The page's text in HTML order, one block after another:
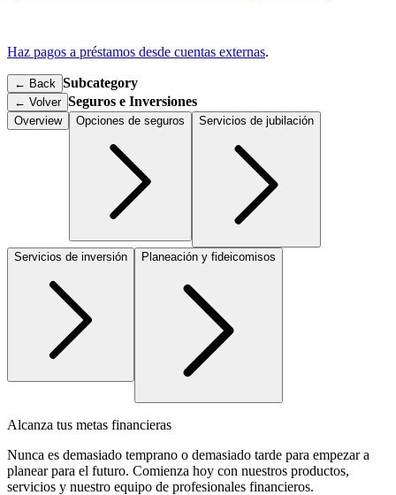
Haz pagos a préstamos desde cuentas externas.
← Back Subcategory
← Volver Seguros e Inversiones
Overview Opciones de seguros Servicios de jubilación
Servicios de inversión Planeación y fideicomisos
Alcanza tus metas financieras
Nunca es demasiado temprano o demasiado tarde para empezar a
planear para el futuro. Comienza hoy con nuestros productos,
servicios y nuestro equipo de profesionales financieros.